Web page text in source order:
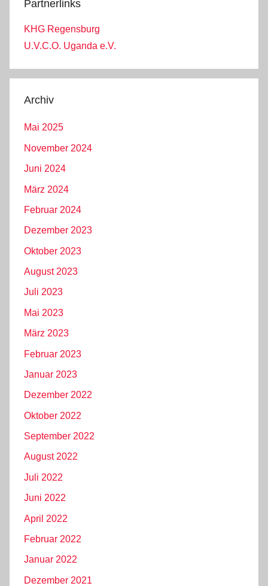
Partnerlinks
KHG Regensburg
U.V.C.O. Uganda e.V.
Archiv
Mai 2025
November 2024
Juni 2024
März 2024
Februar 2024
Dezember 2023
Oktober 2023
August 2023
Juli 2023
Mai 2023
März 2023
Februar 2023
Januar 2023
Dezember 2022
Oktober 2022
September 2022
August 2022
Juli 2022
Juni 2022
April 2022
Februar 2022
Januar 2022
Dezember 2021